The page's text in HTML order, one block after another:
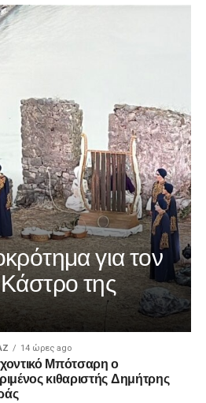
για τον
της
14 ώρες ago
Μπότσαρη ο
κιθαριστής Δημήτρης